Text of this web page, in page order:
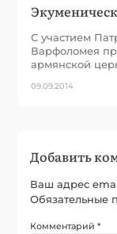
С участием
Варфоломея
армянской
09.09.2014
Добавить
Ваш адрес
Обязательные
Комментарий*